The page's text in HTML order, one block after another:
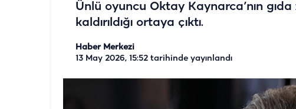
Ünlü oyuncu Oktay Kaynarca’nın
kaldırıldığı ortaya çıktı.
Haber Merkezi
13 May 2026, 15:52 tarihinde yayınlandı